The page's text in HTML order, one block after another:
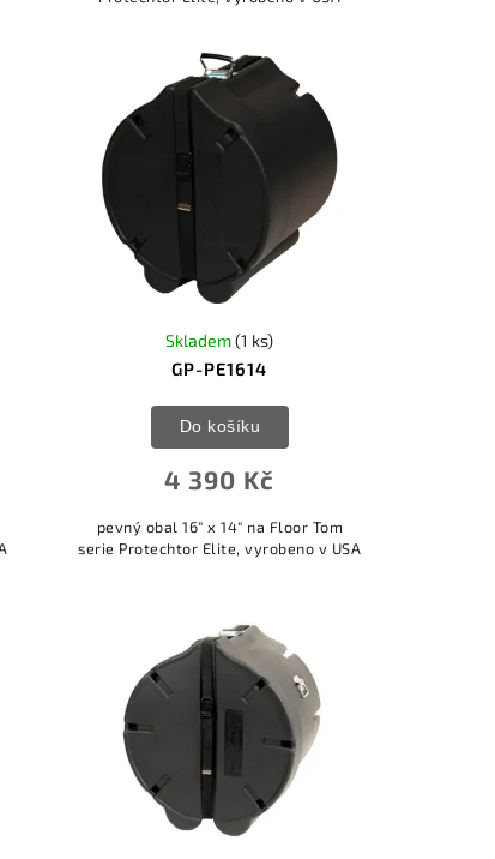
GP-PE1614
Skladem(1 ks)
4 390 Kč
Do košíku
pevný obal 16" x 14" na Floor Tom
serie Protechtor Elite, vyrobeno v USA